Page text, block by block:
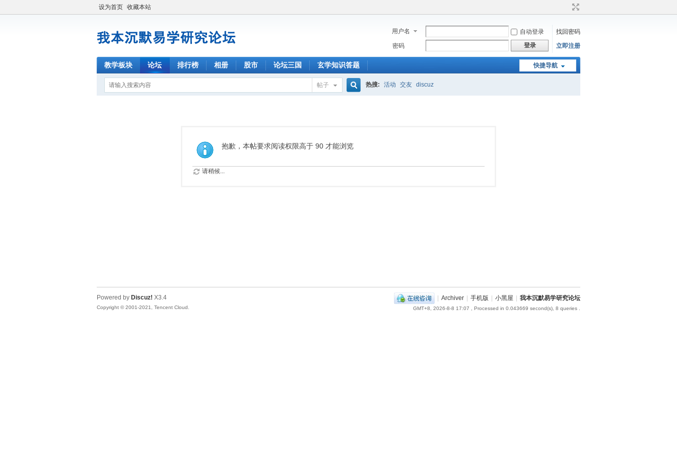
设为首页 收藏本站
用户名 自动登录
找回密码
密码
登录 立即注册
快捷导航
教学板块 论坛 排行榜 相册 股市 论坛三国 玄学知识答题
帖子
索
热搜: 活动 交友 discuz
抱歉，本帖要求阅读权限高于 90 才能浏览
请稍候...
| Archiver | 手机版 | 小黑屋 | 我本沉默易学研究论坛
GMT+8, 2026-8-8 17:07 , Processed in 0.043669 second(s), 8 queries .
Powered by Discuz! X3.4
Copyright © 2001-2021, Tencent Cloud.